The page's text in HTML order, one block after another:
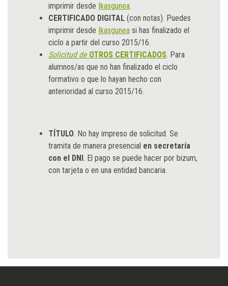
imprimir desde Ikasgunea
CERTIFICADO DIGITAL (con notas). Puedes
imprimir desde Ikasgunea si has finalizado el
ciclo a partir del curso 2015/16.
Solicitud de OTROS CERTIFICADOS . Para
alumnos/as que no han finalizado el ciclo
formativo o que lo hayan hecho con
anterioridad al curso 2015/16.
TÍTULO. No hay impreso de solicitud. Se
tramita de manera presencial en secretaría
con el DNI. El pago se puede hacer por bizum,
con tarjeta o en una entidad bancaria.